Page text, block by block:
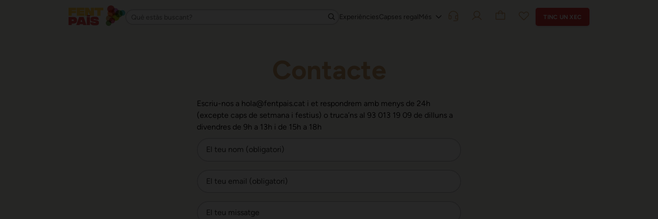
ExperiènciesCapses regalMés TINC UN XEC
Escriu-nos a hola@fentpais.cat i et respondrem amb menys de 24h
(excepte caps de setmana i festius) o truca’ns al 93 013 19 09 de dilluns a
divendres de 9h a 13h i de 15h a 18h
El teu nom (obligatori)
El teu email (obligatori)
El teu missatge